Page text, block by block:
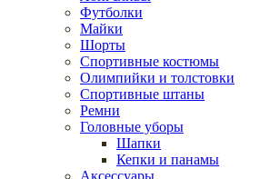
Футболки
Майки
Шорты
Спортивные костюмы
Олимпийки и толстовки
Спортивные штаны
Ремни
Головные уборы
Шапки
Кепки и панамы
Аксессуары